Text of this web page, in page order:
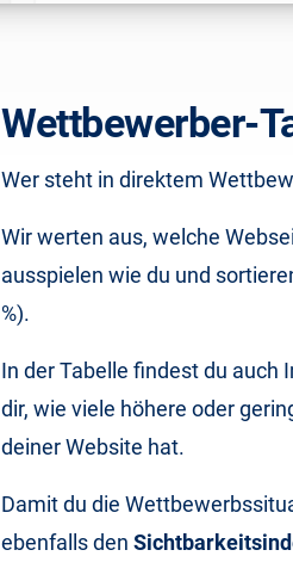
Wettbewerber-
Wer steht in direktem
Wir werten aus, welche
ausspielen wie du und
%).
In der Tabelle findest du auch
dir, wie viele höhere oder
deiner Website hat.
Damit du die
ebenfalls den